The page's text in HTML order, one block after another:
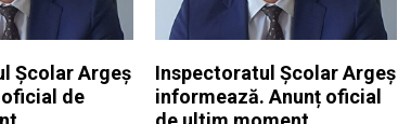
Școlar Argeș
de
Inspectoratul Școlar Argeș
informează. Anunț oficial